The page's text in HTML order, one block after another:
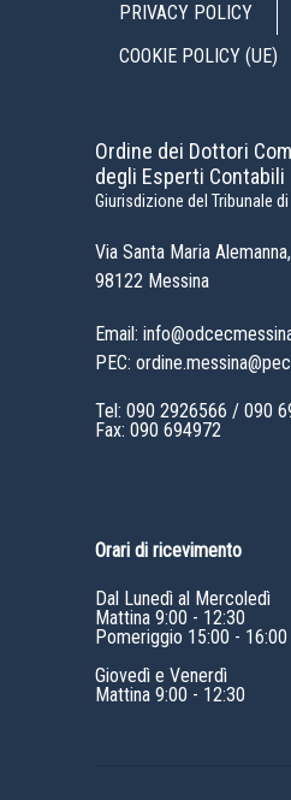
PRIVACY POLICY
COOKIE POLICY (UE)
Ordine dei Dottori
degli Esperti
Giurisdizione del Tribunale
Via Santa Maria
98122 Messina
Email:
PEC:
Tel: 090 2926566 / 090
Fax: 090 694972
Orari di ricevimento
Dal Lunedì al Mercoledì
Mattina 9:00 - 12:30
Pomeriggio 15:00 - 16:00
Giovedì e Venerdì
Mattina 9:00 - 12:30